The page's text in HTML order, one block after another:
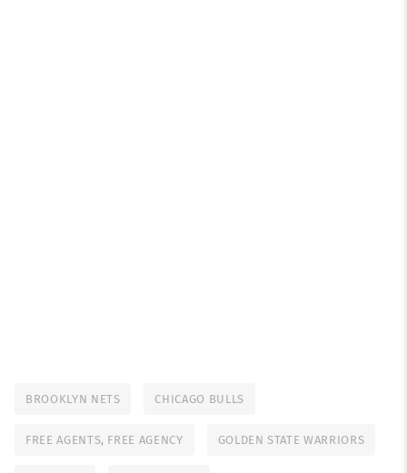
BROOKLYN NETS CHICAGO BULLS
FREE AGENTS, FREE AGENCY GOLDEN STATE WARRIORS